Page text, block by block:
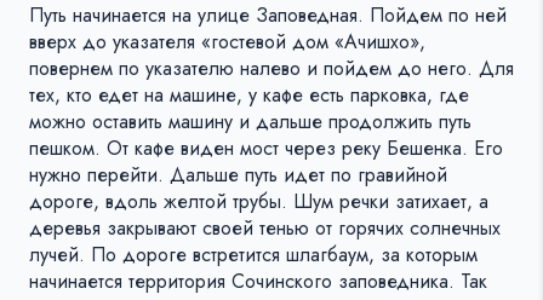
Путь начинается на улице Заповедная. Пойдем по ней
вверх до указателя «гостевой дом «Ачишхо»,
повернем по указателю налево и пойдем до него. Для
тех, кто едет на машине, у кафе есть парковка, где
можно оставить машину и дальше продолжить путь
пешком. От кафе виден мост через реку Бешенка. Его
нужно перейти. Дальше путь идет по гравийной
дороге, вдоль желтой трубы. Шум речки затихает, а
деревья закрывают своей тенью от горячих солнечных
лучей. По дороге встретится шлагбаум, за которым
начинается территория Сочинского заповедника. Так